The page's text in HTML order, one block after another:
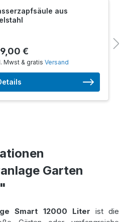
aus
€
Mwst & gratis Versand
Garten
Smart 12000 Liter ist die